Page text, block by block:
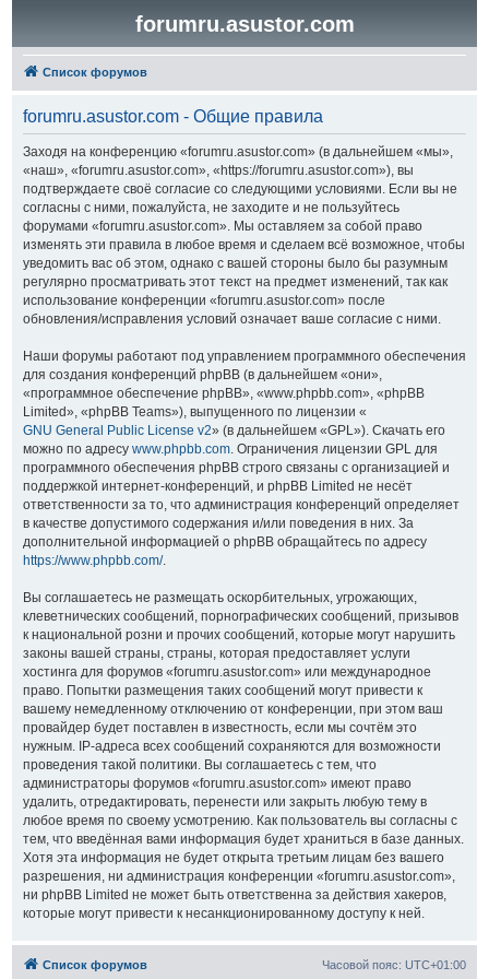
forumru.asustor.com
Список форумов
forumru.asustor.com - Общие правила
Заходя на конференцию «forumru.asustor.com» (в дальнейшем «мы»,
«наш», «forumru.asustor.com», «https://forumru.asustor.com»), вы
подтверждаете своё согласие со следующими условиями. Если вы не
согласны с ними, пожалуйста, не заходите и не пользуйтесь
форумами «forumru.asustor.com». Мы оставляем за собой право
изменять эти правила в любое время и сделаем всё возможное, чтобы
уведомить вас об этом, однако с вашей стороны было бы разумным
регулярно просматривать этот текст на предмет изменений, так как
использование конференции «forumru.asustor.com» после
обновления/исправления условий означает ваше согласие с ними.
Наши форумы работают под управлением программного обеспечения
для создания конференций phpBB (в дальнейшем «они»,
«программное обеспечение phpBB», «www.phpbb.com», «phpBB
Limited», «phpBB Teams»), выпущенного по лицензии «
GNU General Public License v2» (в дальнейшем «GPL»). Скачать его
можно по адресу www.phpbb.com. Ограничения лицензии GPL для
программного обеспечения phpBB строго связаны с организацией и
поддержкой интернет-конференций, и phpBB Limited не несёт
ответственности за то, что администрация конференций определяет
в качестве допустимого содержания и/или поведения в них. За
дополнительной информацией о phpBB обращайтесь по адресу
https://www.phpbb.com/.
Вы соглашаетесь не размещать оскорбительных, угрожающих,
клеветнических сообщений, порнографических сообщений, призывов
к национальной розни и прочих сообщений, которые могут нарушить
законы вашей страны, страны, которая предоставляет услуги
хостинга для форумов «forumru.asustor.com» или международное
право. Попытки размещения таких сообщений могут привести к
вашему немедленному отключению от конференции, при этом ваш
провайдер будет поставлен в известность, если мы сочтём это
нужным. IP-адреса всех сообщений сохраняются для возможности
проведения такой политики. Вы соглашаетесь с тем, что
администраторы форумов «forumru.asustor.com» имеют право
удалить, отредактировать, перенести или закрыть любую тему в
любое время по своему усмотрению. Как пользователь вы согласны с
тем, что введённая вами информация будет храниться в базе данных.
Хотя эта информация не будет открыта третьим лицам без вашего
разрешения, ни администрация конференции «forumru.asustor.com»,
ни phpBB Limited не может быть ответственна за действия хакеров,
которые могут привести к несанкционированному доступу к ней.
Список форумов Часовой пояс: UTC+01:00